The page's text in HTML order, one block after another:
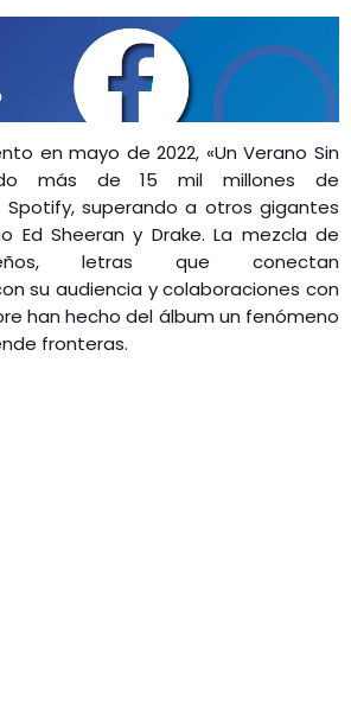
en mayo de 2022, «Un Verano Sin
más de 15 mil millones de
Spotify, superando a otros gigantes
Ed Sheeran y Drake. La mezcla de
letras que conectan
su audiencia y colaboraciones con
han hecho del álbum un fenómeno
fronteras.